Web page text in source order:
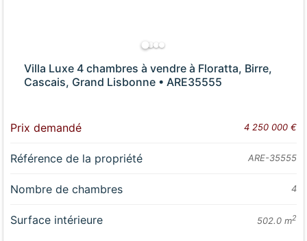
Villa Luxe 4 chambres à vendre à Floratta, Birre,
Cascais, Grand Lisbonne • ARE35555
Prix demandé 4 250 000 €
Référence de la propriété ARE-35555
Nombre de chambres 4
Surface intérieure 502.0 m2